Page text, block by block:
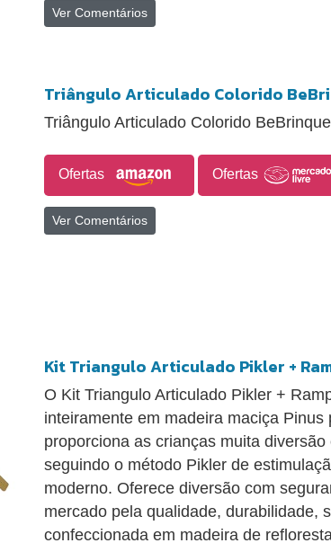
Ver Comentários
Triângulo Articulado Colorido
Triângulo Articulado Colorido
Ofertas Ofertas
Ver Comentários
Kit Triangulo Articulado Pikler +
O Kit Triangulo Articulado Pikler +
inteiramente em madeira maciça
proporciona as crianças muita
seguindo o método Pikler de
moderno. Oferece diversão com
mercado pela qualidade, durabilidade,
confeccionada em madeira de